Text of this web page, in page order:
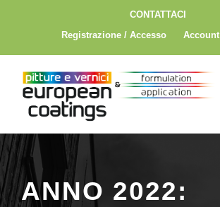
CONTATTACI
Registrazione / Accesso
Account
ANNO 2022: